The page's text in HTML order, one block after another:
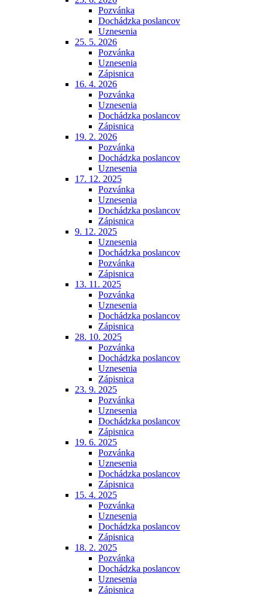
Pozvánka
Dochádzka poslancov
Uznesenia
25. 5. 2026
Pozvánka
Uznesenia
Zápisnica
16. 4. 2026
Pozvánka
Uznesenia
Dochádzka poslancov
Zápisnica
19. 2. 2026
Pozvánka
Dochádzka poslancov
Uznesenia
17. 12. 2025
Pozvánka
Uznesenia
Dochádzka poslancov
Zápisnica
9. 12. 2025
Uznesenia
Dochádzka poslancov
Pozvánka
Zápisnica
13. 11. 2025
Pozvánka
Uznesenia
Dochádzka poslancov
Zápisnica
28. 10. 2025
Pozvánka
Dochádzka poslancov
Uznesenia
Zápisnica
23. 9. 2025
Pozvánka
Uznesenia
Dochádzka poslancov
Zápisnica
19. 6. 2025
Pozvánka
Uznesenia
Dochádzka poslancov
Zápisnica
15. 4. 2025
Pozvánka
Uznesenia
Dochádzka poslancov
Zápisnica
18. 2. 2025
Pozvánka
Dochádzka poslancov
Uznesenia
Zápisnica